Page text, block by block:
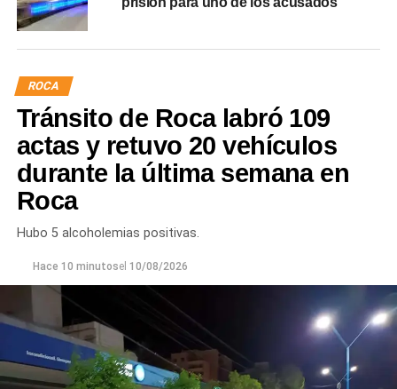
ROCA
Tránsito de Roca labró 109
actas y retuvo 20 vehículos
durante la última semana en
Roca
Hubo 5 alcoholemias positivas.
Hace 10 minutosel 10/08/2026